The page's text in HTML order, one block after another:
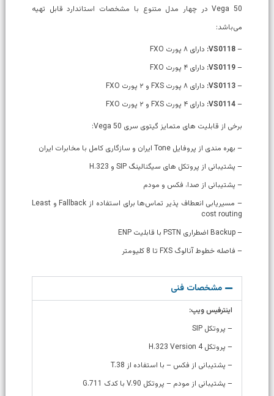
Vega 50 در چهار مدل متنوع با مشخصات استاندارد قابل تهيه
می‌باشد:
–
VS0118: دارای ۸ پورت FXO
–
VS0119: دارای ۴ پورت FXO
–
VS0113: دارای ۸ پورت FXS و ۲ پورت FXO
–
VS0114: دارای ۴ پورت FXS و ۲ پورت FXO
برخی از قابلیت های متمایز گیتوی سری Vega 50:
– بهره مندی از پروفایل Tone ایران و سازگاری کامل با مخابرات ایران
– پشتیبانی از پروتکل های سیگنالینگ SIP و H.323
– پشتیبانی از صدا، فکس و مودم
– مسیریابی انعطاف پذیر تماس‌ها برای استفاده از Fallback و Least
cost routing
– Backup اضطراری PSTN با قابلیت ENP
– فاصله خطوط آنالوگ FXS تا 8 کلیومتر
مشخصات فنی
اینترفیس ویپ:
– پروتکل SIP
– پروتکل H.323 Version 4
– پشتیبانی از فکس – با استفاده از T.38
– پشتیبانی از مودم – پروتکل V.90 با کدک G.711